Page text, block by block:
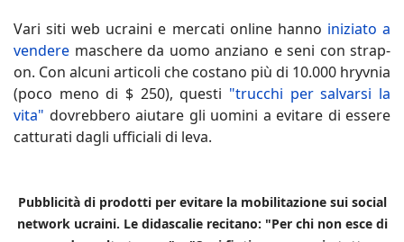
Vari siti web ucraini e mercati online hanno iniziato a
vendere maschere da uomo anziano e seni con strap-
on. Con alcuni articoli che costano più di 10.000 hryvnia
(poco meno di $ 250), questi "trucchi per salvarsi la
vita" dovrebbero aiutare gli uomini a evitare di essere
catturati dagli ufficiali di leva.
Pubblicità di prodotti per evitare la mobilitazione sui social
network ucraini. Le didascalie recitano: "Per chi non esce di